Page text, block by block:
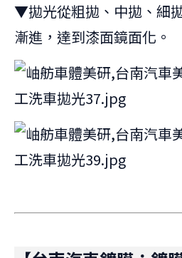
▼拋光從粗拋、中拋、細
漸進，達到漆面鏡面化。